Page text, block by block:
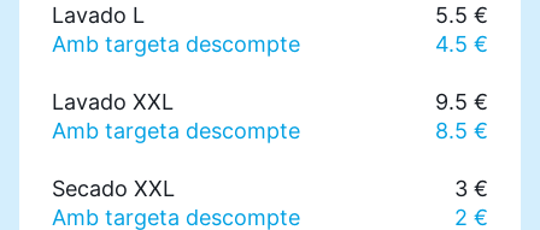
Lavado L
5.5 €
Amb targeta descompte
4.5 €
Lavado XXL
9.5 €
Amb targeta descompte
8.5 €
Secado XXL
3 €
Amb targeta descompte
2 €